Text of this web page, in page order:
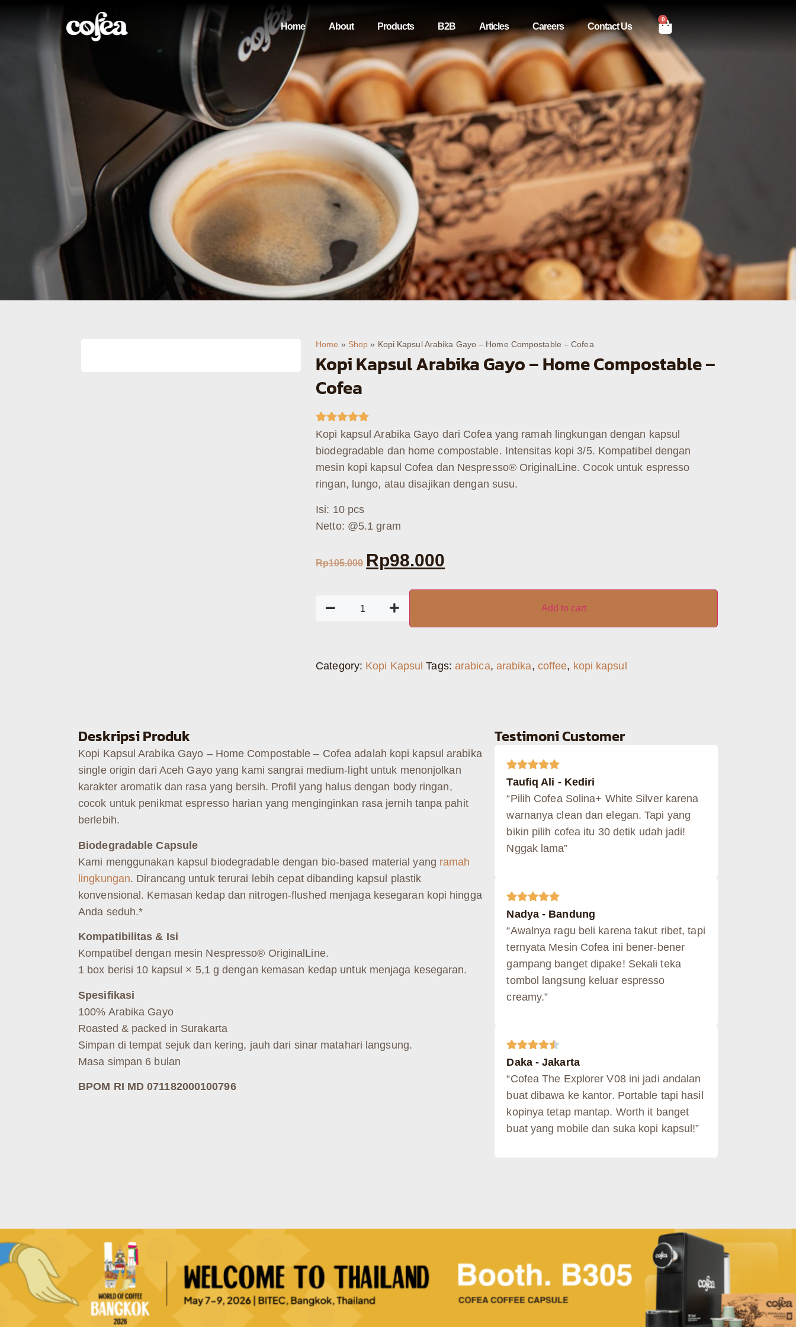
Home About Products B2B Articles Careers Contact Us
0
Home » Shop » Kopi Kapsul Arabika Gayo – Home Compostable – Cofea
Kopi Kapsul Arabika Gayo – Home Compostable –
Cofea
Kopi kapsul Arabika Gayo dari Cofea yang ramah lingkungan dengan kapsul
biodegradable dan home compostable. Intensitas kopi 3/5. Kompatibel dengan
mesin kopi kapsul Cofea dan Nespresso® OriginalLine. Cocok untuk espresso
ringan, lungo, atau disajikan dengan susu.
Isi: 10 pcs
Netto: @5.1 gram
Rp105.000 Rp98.000
Add to cart
Category: Kopi Kapsul Tags: arabica, arabika, coffee, kopi kapsul
Deskripsi Produk
Kopi Kapsul Arabika Gayo – Home Compostable – Cofea adalah kopi kapsul arabika
single origin dari Aceh Gayo yang kami sangrai medium-light untuk menonjolkan
karakter aromatik dan rasa yang bersih. Profil yang halus dengan body ringan,
cocok untuk penikmat espresso harian yang menginginkan rasa jernih tanpa pahit
berlebih.
Biodegradable Capsule
Kami menggunakan kapsul biodegradable dengan bio-based material yang ramah
lingkungan. Dirancang untuk terurai lebih cepat dibanding kapsul plastik
konvensional. Kemasan kedap dan nitrogen-flushed menjaga kesegaran kopi hingga
Anda seduh.*
Kompatibilitas & Isi
Kompatibel dengan mesin Nespresso® OriginalLine.
1 box berisi 10 kapsul × 5,1 g dengan kemasan kedap untuk menjaga kesegaran.
Spesifikasi
100% Arabika Gayo
Roasted & packed in Surakarta
Simpan di tempat sejuk dan kering, jauh dari sinar matahari langsung.
Masa simpan 6 bulan
BPOM RI MD 071182000100796
Testimoni Customer
Taufiq Ali - Kediri
“Pilih Cofea Solina+ White Silver karena
warnanya clean dan elegan. Tapi yang
bikin pilih cofea itu 30 detik udah jadi!
Nggak lama”
Nadya - Bandung
“Awalnya ragu beli karena takut ribet, tapi
ternyata Mesin Cofea ini bener-bener
gampang banget dipake! Sekali teka
tombol langsung keluar espresso
creamy.”
Daka - Jakarta
“Cofea The Explorer V08 ini jadi andalan
buat dibawa ke kantor. Portable tapi hasil
kopinya tetap mantap. Worth it banget
buat yang mobile dan suka kopi kapsul!”